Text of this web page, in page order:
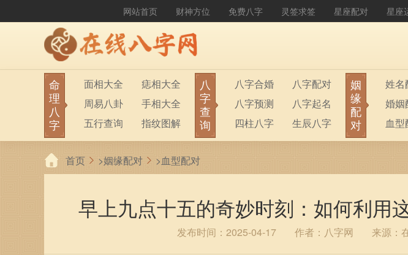
网站首页 财神方位 免费八字 灵签求签 星座配对 星座
命
理
八
字
面相大全
痣相大全
周易八卦
手相大全
五行查询
指纹图解
生男生女
称骨算命
前世今生
塔罗占卜
八
字
查
询
八字合婚
八字配对
八字预测
八字起名
四柱八字
生辰八字
六十甲子
八字排盘
姻
缘
配
对
姓名
婚姻
血
首页 >姻缘配对 >血型配对
早上九点十五的奇妙时刻：如何利用
发布时间：2025-04-17 作者：八字网 来源：